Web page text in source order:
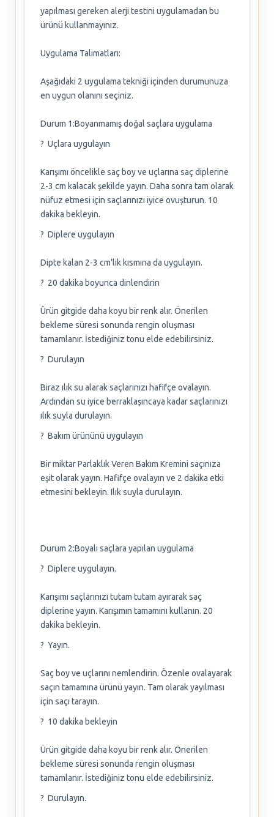
yapılması gereken alerji testini uygulamadan bu
ürünü kullanmayınız.
Uygulama Talimatları:
Aşağıdaki 2 uygulama tekniği içinden durumunuza
en uygun olanını seçiniz.
Durum 1:Boyanmamış doğal saçlara uygulama
? Uçlara uygulayın
Karışımı öncelikle saç boy ve uçlarına saç diplerine
2-3 cm kalacak şekilde yayın. Daha sonra tam olarak
nüfuz etmesi için saçlarınızı iyice ovuşturun. 10
dakika bekleyin.
? Diplere uygulayın
Dipte kalan 2-3 cm’lik kısmına da uygulayın.
? 20 dakika boyunca dinlendirin
Ürün gitgide daha koyu bir renk alır. Önerilen
bekleme süresi sonunda rengin oluşması
tamamlanır. İstediğiniz tonu elde edebilirsiniz.
? Durulayın
Biraz ılık su alarak saçlarınızı hafifçe ovalayın.
Ardından su iyice berraklaşıncaya kadar saçlarınızı
ılık suyla durulayın.
? Bakım ürününü uygulayın
Bir miktar Parlaklık Veren Bakım Kremini saçınıza
eşit olarak yayın. Hafifçe ovalayın ve 2 dakika etki
etmesini bekleyin. Ilık suyla durulayın.
Durum 2:Boyalı saçlara yapılan uygulama
? Diplere uygulayın.
Karışımı saçlarınızı tutam tutam ayırarak saç
diplerine yayın. Karışımın tamamını kullanın. 20
dakika bekleyin.
? Yayın.
Saç boy ve uçlarını nemlendirin. Özenle ovalayarak
saçın tamamına ürünü yayın. Tam olarak yayılması
için saçı tarayın.
? 10 dakika bekleyin
Ürün gitgide daha koyu bir renk alır. Önerilen
bekleme süresi sonunda rengin oluşması
tamamlanır. İstediğiniz tonu elde edebilirsiniz.
? Durulayın.